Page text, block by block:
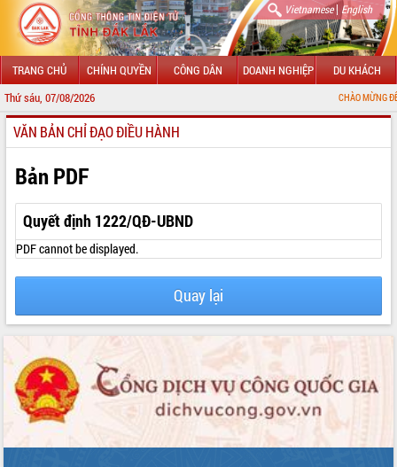
Vietnamese| English
TRANG CHỦ CHÍNH QUYỀN CÔNG DÂN DOANH NGHIỆP DU KHÁCH
Thứ sáu, 07/08/2026 CHÀO MỪNG ĐẾN VỚI
GIỚI THIỆU
LÃNH ĐẠO UBND TỈNH
TIN TỨC SỰ KIỆN
SỞ, BAN, NGÀNH
UBND CÁC XÃ, PHƯỜNG
THÔNG TIN CHỈ ĐẠO ĐIỀU HÀNH
VĂN BẢN HĐND TỈNH
ĐIỂM TIN VĂN BẢN
VĂN BẢN CHỈ ĐẠO ĐIỀU HÀNH
Bản PDF
Quyết định 1222/QĐ-UBND
PDF cannot be displayed.
Quay lại